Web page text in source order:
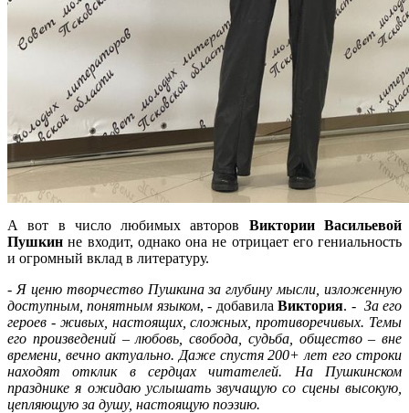
А вот в число любимых авторов Виктории Васильевой
Пушкин не входит, однако она не отрицает его гениальность
и огромный вклад в литературу.
- Я ценю творчество Пушкина за глубину мысли, изложенную
доступным, понятным языком, - добавилаВиктория. - За его
героев - живых, настоящих, сложных, противоречивых. Темы
его произведений – любовь, свобода, судьба, общество – вне
времени, вечно актуально. Даже спустя 200+ лет его строки
находят отклик в сердцах читателей. На Пушкинском
празднике я ожидаю услышать звучащую со сцены высокую,
цепляющую за душу, настоящую поэзию.